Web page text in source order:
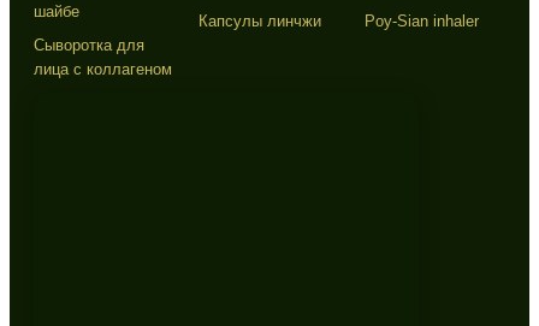
шайбе
Сыворотка для
лица с коллагеном
Капсулы линчжи
Poy-Sian inhaler